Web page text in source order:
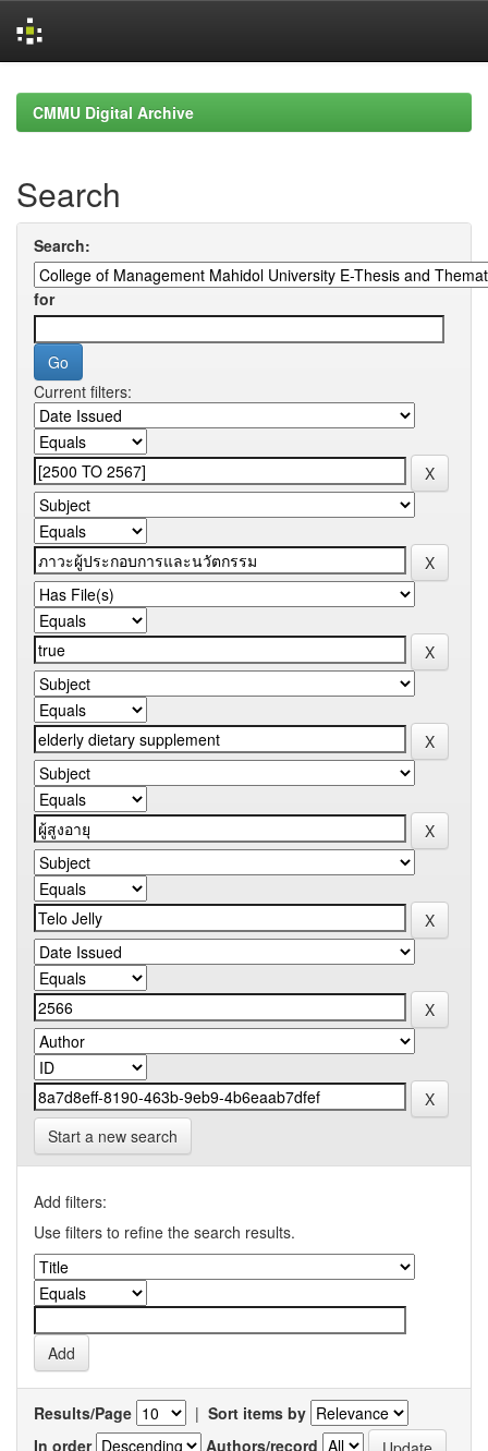
navigationCMMU Digital Archive
Search
Search:
for
Current filters:
Start a new search
Add filters:
Use filters to refine the search results.
Results/Page | Sort items by
In order
Authors/record